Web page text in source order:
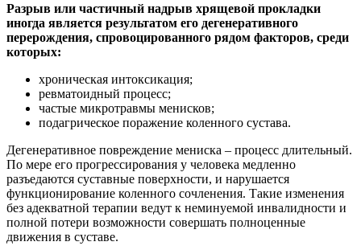
Разрыв или частичный надрыв хрящевой прокладки
иногда является результатом его дегенеративного
перерождения, спровоцированного рядом факторов, среди
которых:
хроническая интоксикация;
ревматоидный процесс;
частые микротравмы менисков;
подагрическое поражение коленного сустава.
Дегенеративное повреждение мениска – процесс длительный.
По мере его прогрессирования у человека медленно
разъедаются суставные поверхности, и нарушается
функционирование коленного сочленения. Такие изменения
без адекватной терапии ведут к неминуемой инвалидности и
полной потери возможности совершать полноценные
движения в суставе.